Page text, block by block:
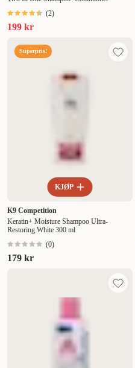
(2)
199 kr
Superpris!
KJØP
K9 Competition
Keratin+ Moisture Shampoo Ultra-
Restoring White 300 ml
(0)
179 kr